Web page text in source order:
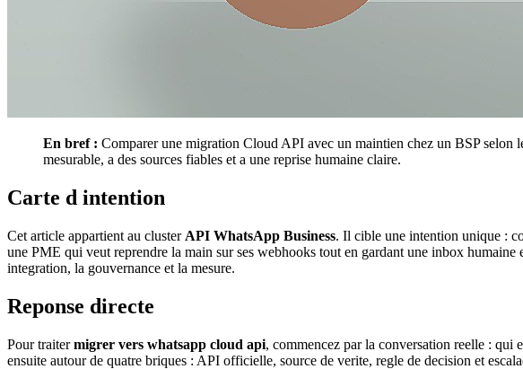
En bref : Comparer une migration Cloud API avec un maintien chez un BSP selon
mesurable, a des sources fiables et a une reprise humaine claire.
Carte d intention
Cet article appartient au cluster API WhatsApp Business. Il cible une intention unique :
une PME qui veut reprendre la main sur ses webhooks tout en gardant une inbox
integration, la gouvernance et la mesure.
Reponse directe
Pour traitermigrer vers whatsapp cloud api, commencez par la conversation reelle : qui
ensuite autour de quatre briques : API officielle, source de verite, regle de decision et